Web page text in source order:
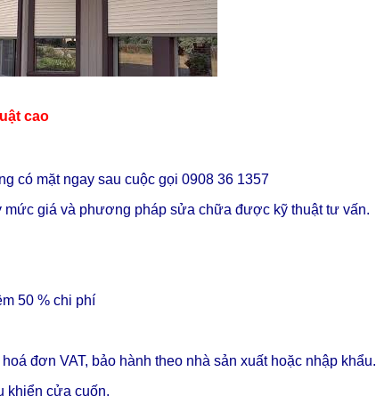
cao
có mặt ngay sau cuộc gọi 0908 36 1357
mức giá và phương pháp sửa chữa được kỹ thuật tư vấn.
50 % chi phí
đơn VAT, bảo hành theo nhà sản xuất hoặc nhập khẩu.
khiển cửa cuốn.